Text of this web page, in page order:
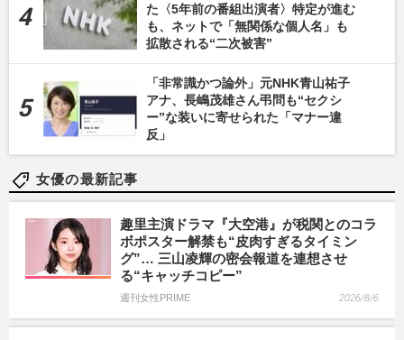
た〈5年前の番組出演者〉特定が進む
も、ネットで「無関係な個人名」も
拡散される“二次被害”
「非常識かつ論外」元NHK青山祐子
アナ、長嶋茂雄さん弔問も“セクシ
ー”な装いに寄せられた「マナー違
反」
女優の最新記事
趣里主演ドラマ『大空港』が税関とのコラ
ボポスター解禁も“皮肉すぎるタイミン
グ”… 三山凌輝の密会報道を連想させ
る“キャッチコピー”
週刊女性PRIME 2026/8/6